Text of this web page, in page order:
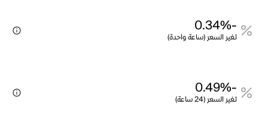
-0.34%
تغير السعر (ساعة واحدة)
-0.49%
تغير السعر (24 ساعة)